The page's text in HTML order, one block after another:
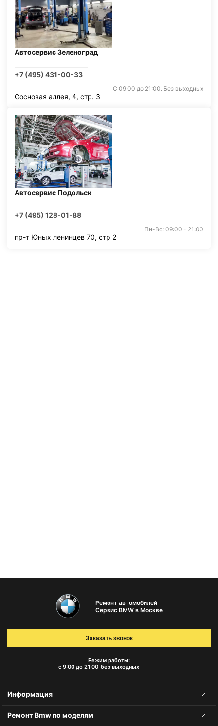
Автосервис Зеленоград
+7 (495) 431-00-33
С 09:00 до 21:00. Без выходных
Сосновая аллея, 4, стр. 3
Автосервис Подольск
+7 (495) 128-01-88
Пн-Вс: 09:00 - 21:00
пр-т Юных ленинцев 70, стр 2
Ремонт автомобилей
Сервис BMW в Москве
Режим работы:
с 9:00 до 21:00 без выходных
Заказать звонок
Информация
Ремонт Bmw по моделям